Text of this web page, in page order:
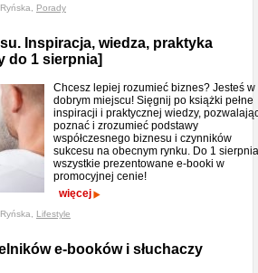
Porady
Inspiracja, wiedza, praktyka
do 1 sierpnia]
Chcesz lepiej rozumieć biznes? Jesteś w
dobrym miejscu! Sięgnij po książki pełne
inspiracji i praktycznej wiedzy,
poznać i zrozumieć podstawy
współczesnego biznesu i czynników
sukcesu na obecnym rynku. Do 1 sierpnia
wszystkie prezentowane e-booki w
promocyjnej cenie!
więcej
Lifestyle
e-booków i słuchaczy